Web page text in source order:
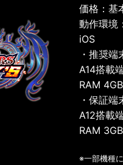
価格：基
動作環境
iOS
・推奨端
A14搭載
RAM
・保証端
A12搭載
RAM
※一部機種